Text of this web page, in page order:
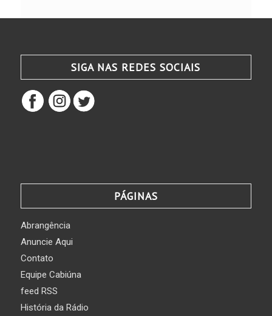
SIGA NAS REDES SOCIAIS
PÁGINAS
Abrangência
Anuncie Aqui
Contato
Equipe Cabiúna
feed RSS
História da Rádio